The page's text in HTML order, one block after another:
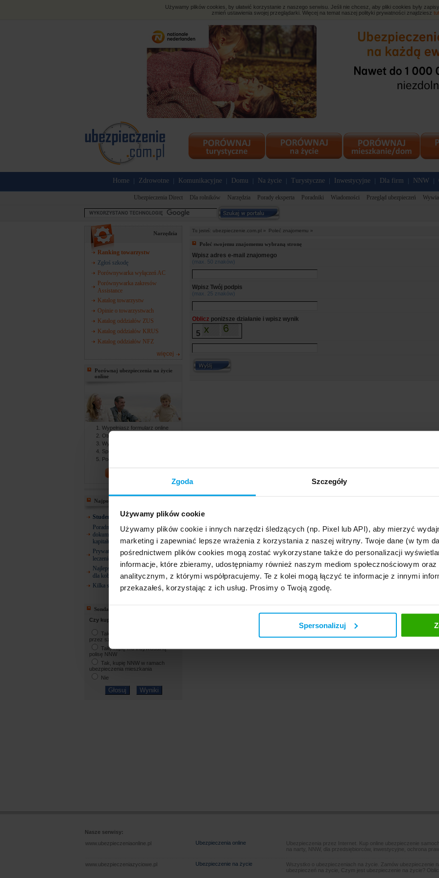
Zgoda Szczegóły
Używamy plików cookie
Używamy plików cookie i innych narzędzi śledzących (np. Pixel lub API), aby mierzyć
marketing i zapewniać lepsze wrażenia z korzystania z naszej witryny. Twoje dane (w tym
pośrednictwem plików cookies mogą zostać wykorzystane także do personalizacji
informacje, które zbieramy, udostępniamy również naszym mediom społecznościowym
analitycznym, z którymi współpracujemy. Te z kolei mogą łączyć te informacje z innymi
przekazałeś, korzystając z ich usług. Prosimy o Twoją zgodę.
Spersonalizuj
Używamy plików cookies, by ułatwić korzystanie z naszego serwisu. Jeśli nie chcesz, aby pliki cookies były
zmień ustawienia swojej przeglądarki. Więcej na temat naszej polityki prywatności znajdziesz
Home Zdrowotne Komunikacyjne Domu Na życie Turystyczne Inwestycyjne Dla firm NNW
Ubezpieczenia Direct Dla rolników Narzędzia Porady eksperta Poradniki Wiadomości Przegląd ubezpieczeń
Narzędzia
Ranking towarzystw
Zgłoś szkodę
Porównywarka wyłączeń AC
Porównywarka zakresów
Assistance
Katalog towarzystw
Opinie o towarzystwach
Katalog oddziałów ZUS
Katalog oddziałów KRUS
Katalog oddziałów NFZ
więcej
Porównaj ubezpieczenia na życie
online
Wypełniasz formularz online
Otrzymujesz gotowe oferty
Wybierasz najlepszą ofertę
Spotykasz się z agentem
Podpisujesz dokumenty
Najpopularniejsze
Studencie! 26 lat i co dalej?
Poradnik ZUS: Gdzie szukać
dokumentów do emerytury, renty lub
kapitału początkowego?
Prywatne ubezpieczenia zdrowotne –
leczenie dentystyczne
Najlepsze ubezpieczenie zdrowotne
dla kobiety w ciąży
Kilka słów o osobach uposażonych
Sonda
Czy kupisz NNW dla dziecka?
Tak, kupię NNW oferowane
przez szkołę
Tak, kupię mu indywidualną
polisę NNW
Tak, kupię NNW w ramach
ubezpieczenia mieszkania
Nie
Tu jesteś: ubezpieczenie.com.pl » Poleć znajomemu »
Poleć swojemu znajomemu wybraną stronę
Wpisz adres e-mail znajomego
(max. 50 znaków)
Wpisz Twój podpis
(max. 25 znaków)
Oblicz poniższe działanie i wpisz wynik
5
Nasze serwisy:
www.ubezpieczeniaonline.pl
Ubezpieczenia online
Ubezpieczenia przez Internet. Kup online ubezpieczenie
na narty, NNW, dla przedsiębiorców, inwestycyjne, ochrona
www.ubezpieczeniazyciowe.pl Ubezpieczenie na życie
Wszystko o ubezpieczeniach na życie. Zamów ubezpieczenie
ubezpieczeń na życie, Czym jest ubezpieczenie na życie?